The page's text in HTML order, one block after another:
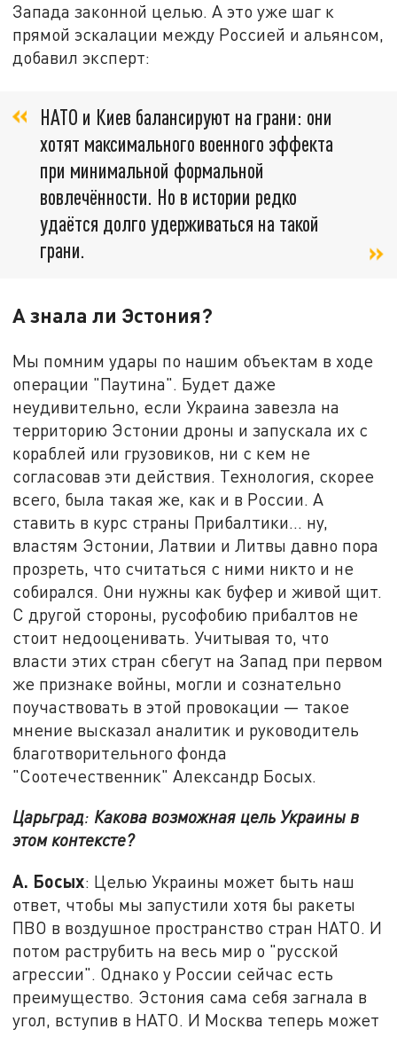
Запада законной целью. А это уже шаг к
прямой эскалации между Россией и альянсом,
добавил эксперт:
НАТО и Киев балансируют на грани: они
хотят максимального военного эффекта
при минимальной формальной
вовлечённости. Но в истории редко
удаётся долго удерживаться на такой
грани.
А знала ли Эстония?
Мы помним удары по нашим объектам в ходе
операции "Паутина". Будет даже
неудивительно, если Украина завезла на
территорию Эстонии дроны и запускала их с
кораблей или грузовиков, ни с кем не
согласовав эти действия. Технология, скорее
всего, была такая же, как и в России. А
ставить в курс страны Прибалтики... ну,
властям Эстонии, Латвии и Литвы давно пора
прозреть, что считаться с ними никто и не
собирался. Они нужны как буфер и живой щит.
С другой стороны, русофобию прибалтов не
стоит недооценивать. Учитывая то, что
власти этих стран сбегут на Запад при первом
же признаке войны, могли и сознательно
поучаствовать в этой провокации — такое
мнение высказал аналитик и руководитель
благотворительного фонда
"Соотечественник" Александр Босых.
Царьград: Какова возможная цель Украины в
этом контексте?
А. Босых: Целью Украины может быть наш
ответ, чтобы мы запустили хотя бы ракеты
ПВО в воздушное пространство стран НАТО. И
потом раструбить на весь мир о "русской
агрессии". Однако у России сейчас есть
преимущество. Эстония сама себя загнала в
угол, вступив в НАТО. И Москва теперь может